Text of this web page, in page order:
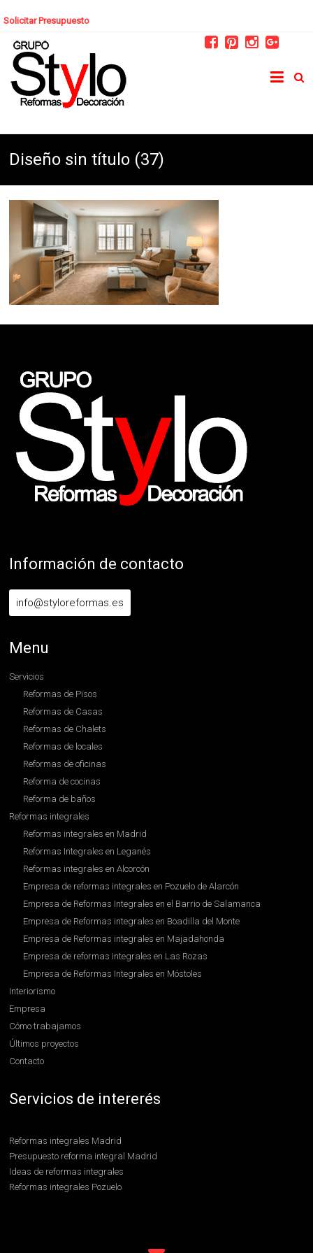
Solicitar Presupuesto
Diseño sin título (37)
Información de contacto
info@styloreformas.es
Menu
Servicios
Reformas de Pisos
Reformas de Casas
Reformas de Chalets
Reformas de locales
Reformas de oficinas
Reforma de cocinas
Reforma de baños
Reformas integrales
Reformas integrales en Madrid
Reformas Integrales en Leganés
Reformas integrales en Alcorcón
Empresa de reformas integrales en Pozuelo de Alarcón
Empresa de Reformas Integrales en el Barrio de Salamanca
Empresa de Reformas integrales en Boadilla del Monte
Empresa de Reformas integrales en Majadahonda
Empresa de reformas integrales en Las Rozas
Empresa de Reformas Integrales en Móstoles
Interiorismo
Empresa
Cómo trabajamos
Últimos proyectos
Contacto
Servicios de intererés
Reformas integrales Madrid
Presupuesto reforma integral Madrid
Ideas de reformas integrales
Reformas integrales Pozuelo